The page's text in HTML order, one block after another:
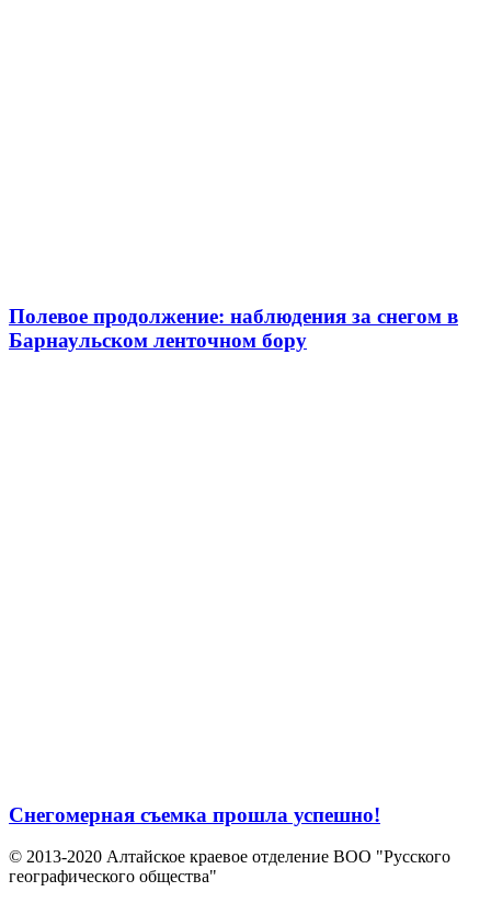
Полевое продолжение: наблюдения за снегом в
Барнаульском ленточном бору
Снегомерная съемка прошла успешно!
© 2013-2020 Алтайское краевое отделение BOO "Русского
географического общества"